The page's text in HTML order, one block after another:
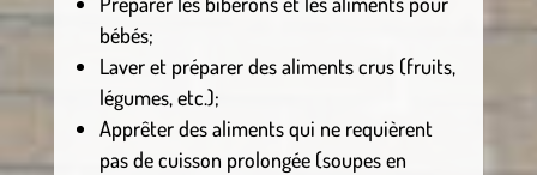
bébés;
Laver et préparer des aliments crus (fruits,
légumes, etc.);
Apprêter des aliments qui ne requièrent
pas de cuisson prolongée (soupes en